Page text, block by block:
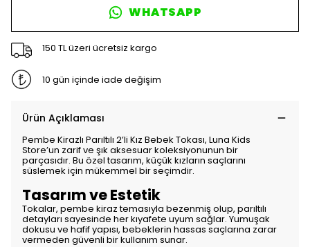
WHATSAPP
150 TL üzeri ücretsiz kargo
10 gün içinde iade değişim
Ürün Açıklaması
Pembe Kirazlı Parıltılı 2’li Kız Bebek Tokası, Luna Kids
Store’un zarif ve şık aksesuar koleksiyonunun bir
parçasıdır. Bu özel tasarım, küçük kızların saçlarını
süslemek için mükemmel bir seçimdir.
Tasarım ve Estetik
Tokalar, pembe kiraz temasıyla bezenmiş olup, parıltılı
detayları sayesinde her kıyafete uyum sağlar. Yumuşak
dokusu ve hafif yapısı, bebeklerin hassas saçlarına zarar
vermeden güvenli bir kullanım sunar.